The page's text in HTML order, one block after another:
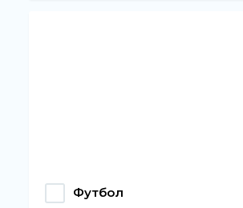
Футбол